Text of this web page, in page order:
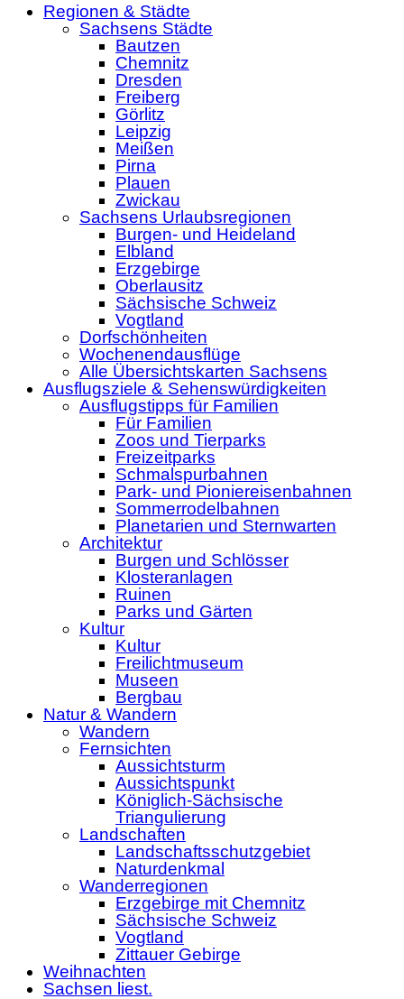
Regionen & Städte
Sachsens Städte
Bautzen
Chemnitz
Dresden
Freiberg
Görlitz
Leipzig
Meißen
Pirna
Plauen
Zwickau
Sachsens Urlaubsregionen
Burgen- und Heideland
Elbland
Erzgebirge
Oberlausitz
Sächsische Schweiz
Vogtland
Dorfschönheiten
Wochenendausflüge
Alle Übersichtskarten Sachsens
Ausflugsziele & Sehenswürdigkeiten
Ausflugstipps für Familien
Für Familien
Zoos und Tierparks
Freizeitparks
Schmalspurbahnen
Park- und Pioniereisenbahnen
Sommerrodelbahnen
Planetarien und Sternwarten
Architektur
Burgen und Schlösser
Klosteranlagen
Ruinen
Parks und Gärten
Kultur
Kultur
Freilichtmuseum
Museen
Bergbau
Natur & Wandern
Wandern
Fernsichten
Aussichtsturm
Aussichtspunkt
Königlich-Sächsische
Triangulierung
Landschaften
Landschaftsschutzgebiet
Naturdenkmal
Wanderregionen
Erzgebirge mit Chemnitz
Sächsische Schweiz
Vogtland
Zittauer Gebirge
Weihnachten
Sachsen liest.